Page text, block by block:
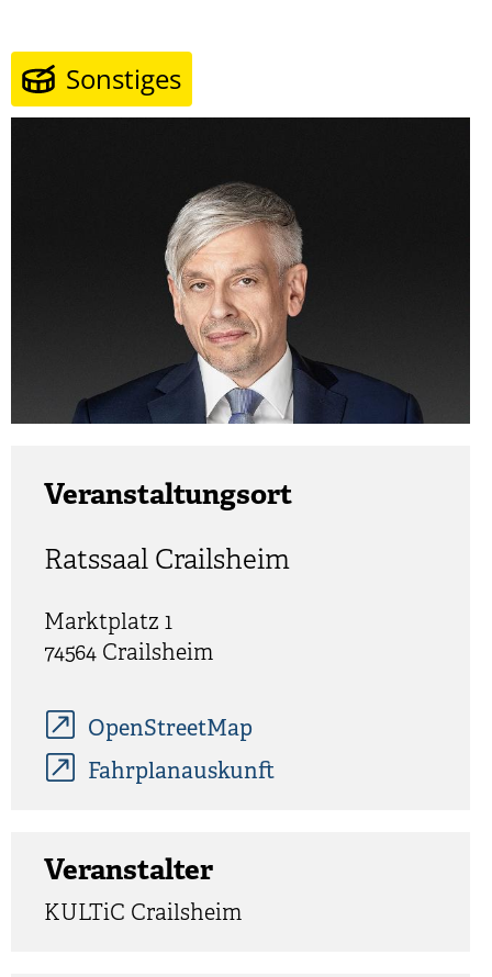
Sonstiges
Veranstaltungsort
Ratssaal Crailsheim
Marktplatz 1
74564 Crailsheim
OpenStreetMap
Fahrplanauskunft
Veranstalter
KULTiC Crailsheim